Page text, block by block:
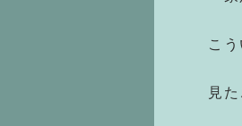
こ
見